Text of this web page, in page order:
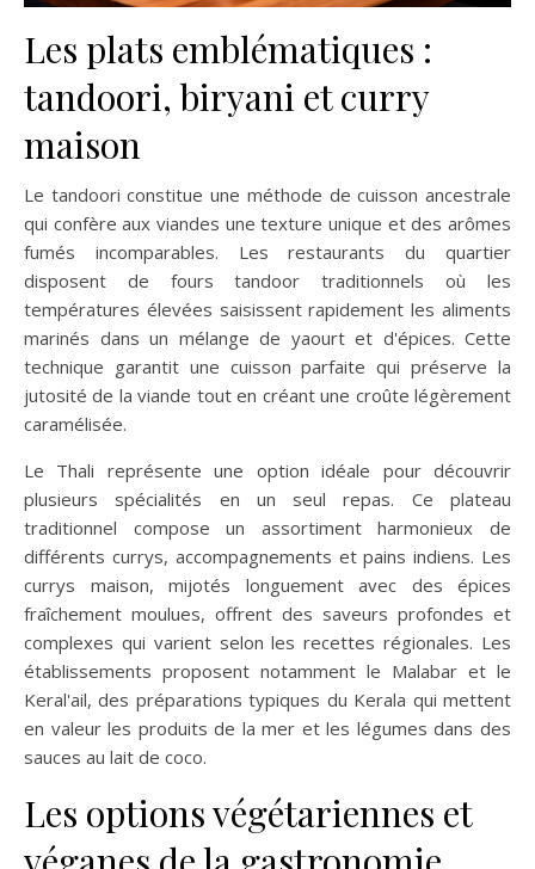
Les plats emblématiques :
tandoori, biryani et curry
maison
Le tandoori constitue une méthode de cuisson ancestrale
qui confère aux viandes une texture unique et des arômes
fumés incomparables. Les restaurants du quartier
disposent de fours tandoor traditionnels où les
températures élevées saisissent rapidement les aliments
marinés dans un mélange de yaourt et d'épices. Cette
technique garantit une cuisson parfaite qui préserve la
jutosité de la viande tout en créant une croûte légèrement
caramélisée.
Le Thali représente une option idéale pour découvrir
plusieurs spécialités en un seul repas. Ce plateau
traditionnel compose un assortiment harmonieux de
différents currys, accompagnements et pains indiens. Les
currys maison, mijotés longuement avec des épices
fraîchement moulues, offrent des saveurs profondes et
complexes qui varient selon les recettes régionales. Les
établissements proposent notamment le Malabar et le
Keral'ail, des préparations typiques du Kerala qui mettent
en valeur les produits de la mer et les légumes dans des
sauces au lait de coco.
Les options végétariennes et